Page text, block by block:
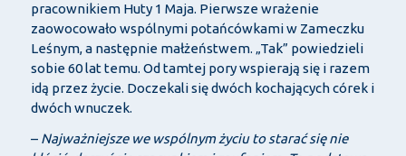
pracownikiem Huty 1 Maja. Pierwsze wrażenie
zaowocowało wspólnymi potańcówkami w Zameczku
Leśnym, a następnie małżeństwem. „Tak” powiedzieli
sobie 60 lat temu. Od tamtej pory wspierają się i razem
idą przez życie. Doczekali się dwóch kochających córek i
dwóch wnuczek.
– Najważniejsze we wspólnym życiu to starać się nie